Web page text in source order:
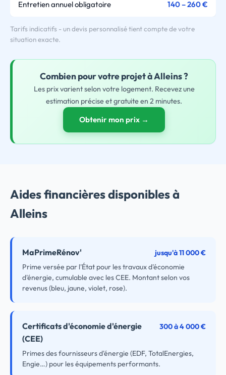
Entretien annuel obligatoire 140 – 260 €
Tarifs indicatifs - un devis personnalisé tient compte de votre
situation exacte.
Combien pourvotreprojet à Alleins ?
Les prix varient selon votre logement. Recevez une
estimation précise et gratuite en 2 minutes.
Obtenir mon prix →
Aides financières disponibles à
Alleins
MaPrimeRénov'
jusqu'à 11 000 €
Prime versée par l'État pour les travaux d'économie
d'énergie, cumulable avec les CEE. Montant selon vos
revenus (bleu, jaune, violet, rose).
Certificats d'économie d'énergie
(CEE)
300 à 4 000 €
Primes des fournisseurs d'énergie (EDF, TotalEnergies,
Engie…) pour les équipements performants.